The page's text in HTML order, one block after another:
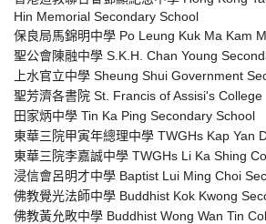
Hin Memorial Secondary School
保良局馬錦明中學 Po Leung Kuk Ma Kam
聖公會陳融中學 S.K.H. Chan Young
上水官立中學 Sheung Shui Government
聖芳濟各書院 St. Francis of Assisi's College
田家炳中學 Tin Ka Ping Secondary School
東華三院甲寅年總理中學 TWGHs Kap Yan
東華三院李嘉誠中學 TWGHs Li Ka Shing
浸信會呂明才中學 Baptist Lui Ming Choi
佛教覺光法師中學 Buddhist Kok Kwong
佛教黃允畋中學 Buddhist Wong Wan Tin